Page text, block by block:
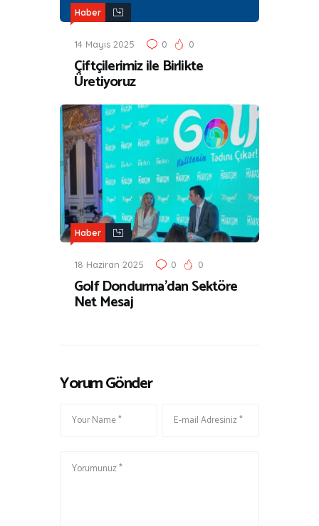
Haber
14 Mayıs 2025 0 0
Çiftçilerimiz ile Birlikte
Üretiyoruz
Haber
18 Haziran 2025 0 0
Golf Dondurma’dan Sektöre
Net Mesaj
Yorum Gönder